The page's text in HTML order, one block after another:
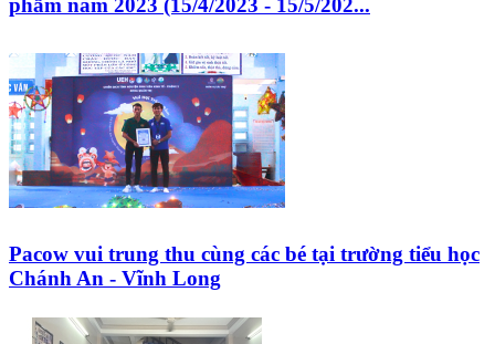
phẩm năm 2023 (15/4/2023 - 15/5/202...
Pacow vui trung thu cùng các bé tại trường tiểu học
Chánh An - Vĩnh Long